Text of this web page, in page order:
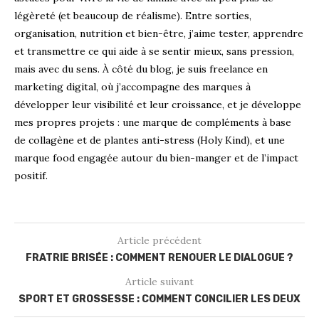
légèreté (et beaucoup de réalisme). Entre sorties,
organisation, nutrition et bien-être, j’aime tester, apprendre
et transmettre ce qui aide à se sentir mieux, sans pression,
mais avec du sens. À côté du blog, je suis freelance en
marketing digital, où j’accompagne des marques à
développer leur visibilité et leur croissance, et je développe
mes propres projets : une marque de compléments à base
de collagène et de plantes anti-stress (Holy Kind), et une
marque food engagée autour du bien-manger et de l’impact
positif.
Article précédent
FRATRIE BRISÉE : COMMENT RENOUER LE DIALOGUE ?
Article suivant
SPORT ET GROSSESSE : COMMENT CONCILIER LES DEUX